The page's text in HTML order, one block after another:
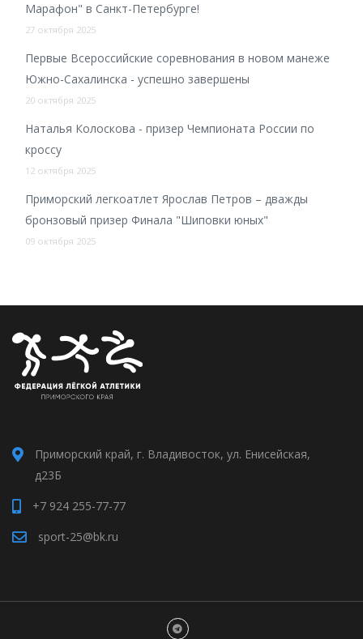
Марафон" в Санкт-Петербурге!
27 октября 2025
Первые Всероссийские соревнования в новом манеже
Южно-Сахалинска - успешно завершены
20 октября 2025
Наталья Колоскова - призер Чемпионата России по
кроссу
12 октября 2025
Приморский легкоатлет Ярослав Петров – дважды
бронзовый призер Финала "Шиповки юных"
09 октября 2025
Приморский край, г. Владивосток, ул. Енисейская,
д23Б
+7 924 255-77-77
sport-25@bk.ru